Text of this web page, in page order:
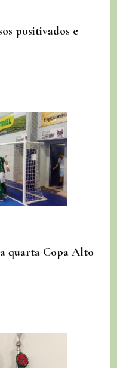
positivados e
quarta Copa Alto